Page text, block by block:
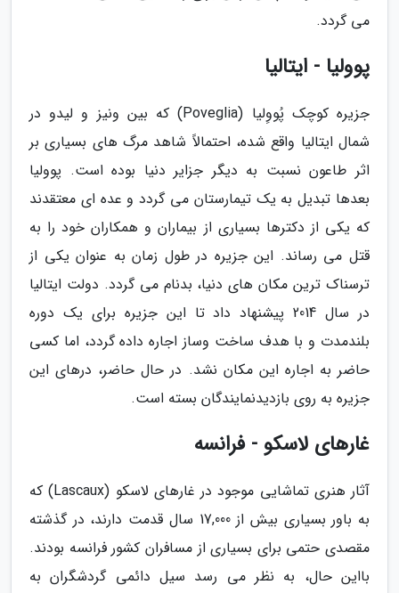
می گردد.
پوولیا - ایتالیا
جزیره کوچک پُووِلیا (Poveglia) که بین ونیز و لیدو در
شمال ایتالیا واقع شده، احتمالاً شاهد مرگ های بسیاری بر
اثر طاعون نسبت به دیگر جزایر دنیا بوده است. پوولیا
بعدها تبدیل به یک تیمارستان می گردد و عده ای معتقدند
که یکی از دکترها بسیاری از بیماران و همکاران خود را به
قتل می رساند. این جزیره در طول زمان به عنوان یکی از
ترسناک ترین مکان های دنیا، بدنام می گردد. دولت ایتالیا
در سال 2014 پیشنهاد داد تا این جزیره برای یک دوره
بلندمدت و با هدف ساخت وساز اجاره داده گردد، اما کسی
حاضر به اجاره این مکان نشد. در حال حاضر، درهای این
جزیره به روی بازدیدنمایندگان بسته است.
غارهای لاسکو - فرانسه
آثار هنری تماشایی موجود در غارهای لاسکو (Lascaux) که
به باور بسیاری بیش از 17,000 سال قدمت دارند، در گذشته
مقصدی حتمی برای بسیاری از مسافران کشور فرانسه بودند.
بااین حال، به نظر می رسد سیل دائمی گردشگران به